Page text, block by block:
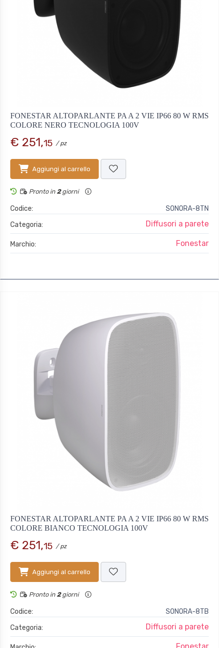
FONESTAR ALTOPARLANTE PA A 2 VIE IP66 80 W RMS
COLORE NERO TECNOLOGIA 100V
€ 251,15 / pz
Aggiungi al carrello
Pronto in 2giorni
Codice:
SONORA-8TN
Categoria:
Diffusori a parete
Marchio: Fonestar
FONESTAR ALTOPARLANTE PA A 2 VIE IP66 80 W RMS
COLORE BIANCO TECNOLOGIA 100V
€ 251,15 / pz
Aggiungi al carrello
Pronto in 2giorni
Codice:
SONORA-8TB
Categoria:
Diffusori a parete